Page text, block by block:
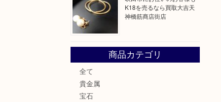
K18を売るなら買取大吉天
神橋筋商店街店
商品カテゴリ
全て
貴金属
宝石